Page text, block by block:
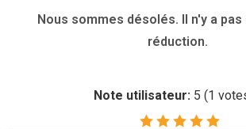
Nous sommes désolés. Il n'y a
réduction.
Note utilisateur: 5 (1